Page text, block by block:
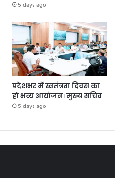
5 days ago
प्रदेशभर में स्वतंत्रता दिवस का
हो भव्य आयोजनः मुख्य सचिव
5 days ago